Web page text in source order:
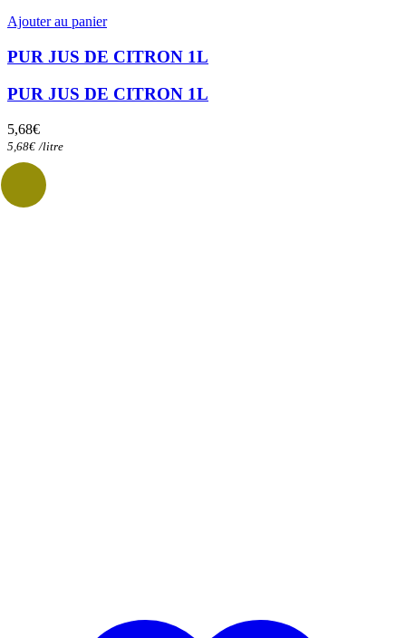
Ajouter au panier
PUR JUS DE CITRON 1L
PUR JUS DE CITRON 1L
5,68€
5,68€ /litre